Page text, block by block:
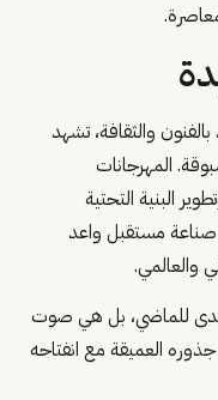
المتزايد بالفنون والثقافة، تشهد
المهرجانات
البنية التحتية
صناعة مستقبل واعد
والعالمي.
للماضي، بل هي صوت
العميقة مع انفتاحه